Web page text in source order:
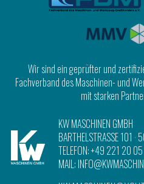
Wir sind ein geprüfter und
Fachverband des Maschinen- und
mit starken
KW MASCHINEN GMBH
BARTHELSTRASSE 101 ·
TELEFON:+49 221 20
MAIL: